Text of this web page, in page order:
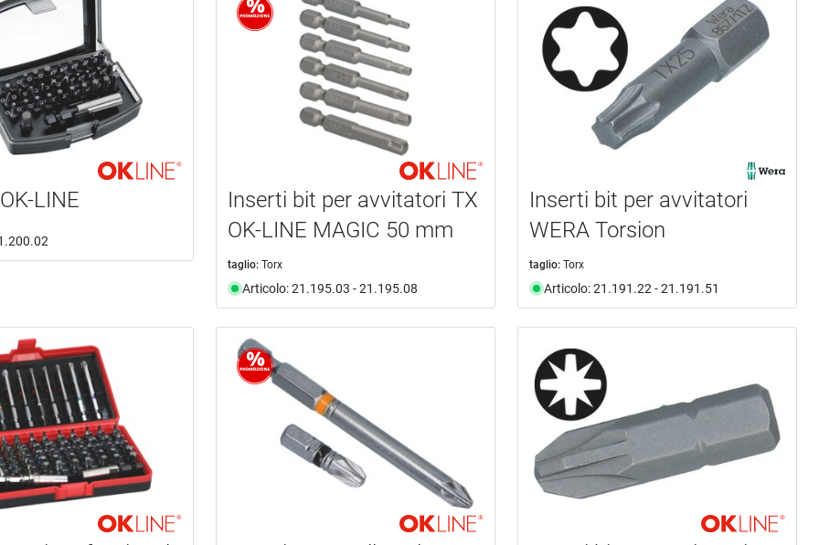
LINE
Inserti bit per avvitatori TX
OK-LINE MAGIC 50 mm
taglio: Torx
Articolo: 21.195.03 - 21.195.08
Inserti bit per avvitatori
WERA Torsion
taglio: Torx
Articolo: 21.191.22 - 21.191.51